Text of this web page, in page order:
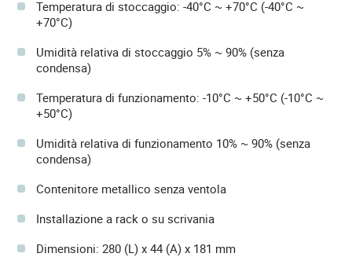
Temperatura di stoccaggio: -40°C ~ +70°C (-40°C ~
+70°C)
Umidità relativa di stoccaggio 5% ~ 90% (senza
condensa)
Temperatura di funzionamento: -10°C ~ +50°C (-10°C ~
+50°C)
Umidità relativa di funzionamento 10% ~ 90% (senza
condensa)
Contenitore metallico senza ventola
Installazione a rack o su scrivania
Dimensioni: 280 (L) x 44 (A) x 181 mm